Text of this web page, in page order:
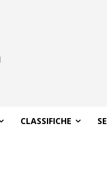
CLASSIFICHE